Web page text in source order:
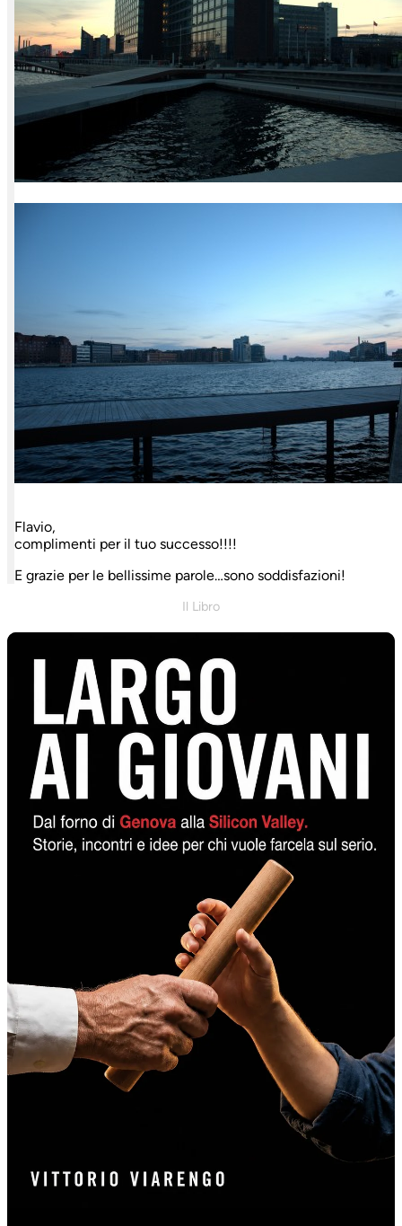
Flavio,
complimenti per il tuo successo!!!!
E grazie per le bellissime parole…sono soddisfazioni!
Il Libro